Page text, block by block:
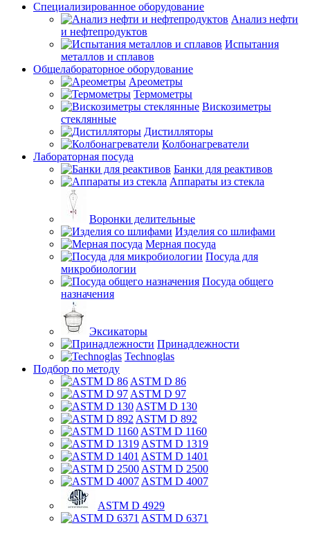
Специализированное оборудование
Анализ нефти
и нефтепродуктов
Испытания
металлов и сплавов
Общелабораторное оборудование
Ареометры
Термометры
Вискозиметры
стеклянные
Дистилляторы
Колбонагреватели
Лабораторная посуда
Банки для реактивов
Аппараты из стекла
Воронки делительные
Изделия со шлифами
Мерная посуда
Посуда для
микробиологии
Посуда общего
назначения
Эксикаторы
Принадлежности
Technoglas
Подбор по методу
ASTM D 86
ASTM D 97
ASTM D 130
ASTM D 892
ASTM D 1160
ASTM D 1319
ASTM D 1401
ASTM D 2500
ASTM D 4007
ASTM D 4929
ASTM D 6371